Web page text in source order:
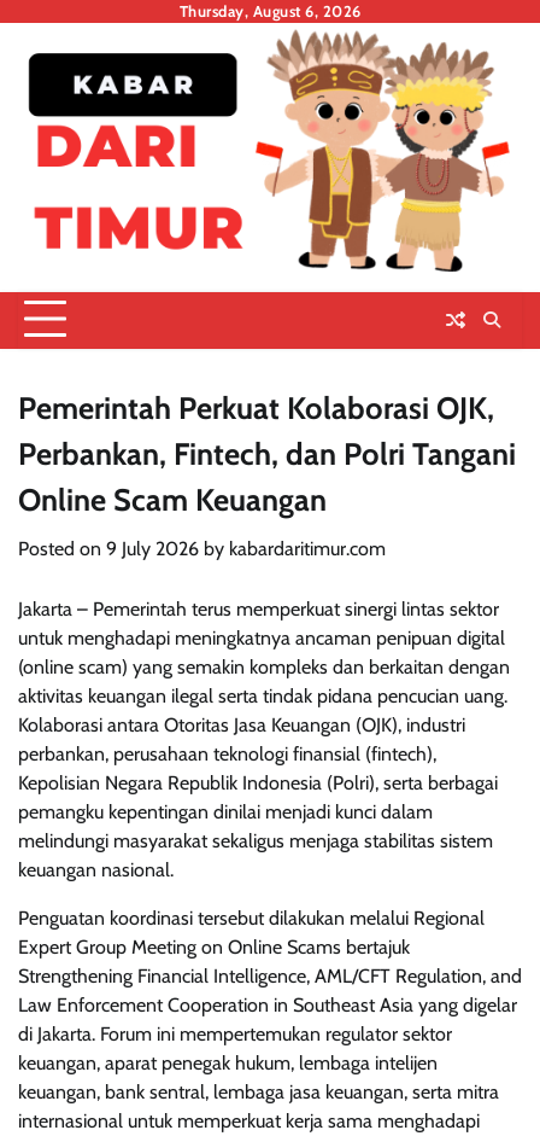
Thursday, August 6, 2026
Pemerintah Perkuat Kolaborasi OJK,
Perbankan, Fintech, dan Polri Tangani
Online Scam Keuangan
Posted on 9 July 2026 by kabardaritimur.com
Jakarta – Pemerintah terus memperkuat sinergi lintas sektor
untuk menghadapi meningkatnya ancaman penipuan digital
(online scam) yang semakin kompleks dan berkaitan dengan
aktivitas keuangan ilegal serta tindak pidana pencucian uang.
Kolaborasi antara Otoritas Jasa Keuangan (OJK), industri
perbankan, perusahaan teknologi finansial (fintech),
Kepolisian Negara Republik Indonesia (Polri), serta berbagai
pemangku kepentingan dinilai menjadi kunci dalam
melindungi masyarakat sekaligus menjaga stabilitas sistem
keuangan nasional.
Penguatan koordinasi tersebut dilakukan melalui Regional
Expert Group Meeting on Online Scams bertajuk
Strengthening Financial Intelligence, AML/CFT Regulation, and
Law Enforcement Cooperation in Southeast Asia yang digelar
di Jakarta. Forum ini mempertemukan regulator sektor
keuangan, aparat penegak hukum, lembaga intelijen
keuangan, bank sentral, lembaga jasa keuangan, serta mitra
internasional untuk memperkuat kerja sama menghadapi